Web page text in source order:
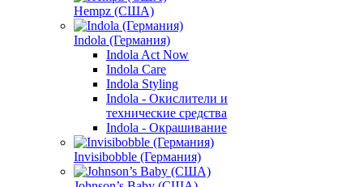
Hempz (США)
Indola (Германия)
Indola Act Now
Indola Care
Indola Styling
Indola - Окислители и
технические средства
Indola - Окрашивание
Invisibobble (Германия)